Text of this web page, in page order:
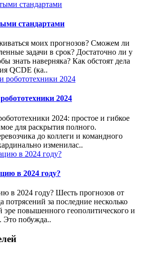
стандартами
моих прогнозов? Сможем ли
задачи в срок? Достаточно ли у
знать наверняка? Как обстоят дела
QCDE (ка..
2024
2024: простое и гибкое
для раскрытия полного.
до коллеги и командного
изменилас..
в 2024 году?
в 2024 году? Шесть прогнозов от
потрясений за последние несколько
эре повышенного геополитического и
Это побужда..